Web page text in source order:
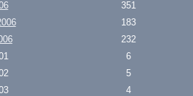
351
183
232
6
5
4